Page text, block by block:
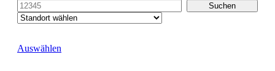
Auswählen